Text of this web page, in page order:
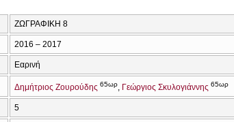
ΖΩΓΡΑΦΙΚΗ 8
2016 – 2017
Εαρινή
Δημήτριος Ζουρούδης 65ωρ Γεώργιος Σκυλογιάννης 65ωρ
5